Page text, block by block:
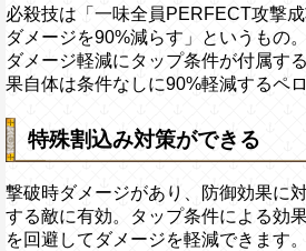
必殺技は「一味全員PERFECT攻撃
ダメージを90%減らす」というもの。
ダメージ軽減にタップ条件が付属す
果自体は条件なしに90%軽減するペ
特殊割込み対策ができる
撃破時ダメージがあり、防御効果に
する敵に有効。タップ条件による効
を回避してダメージを軽減できます。